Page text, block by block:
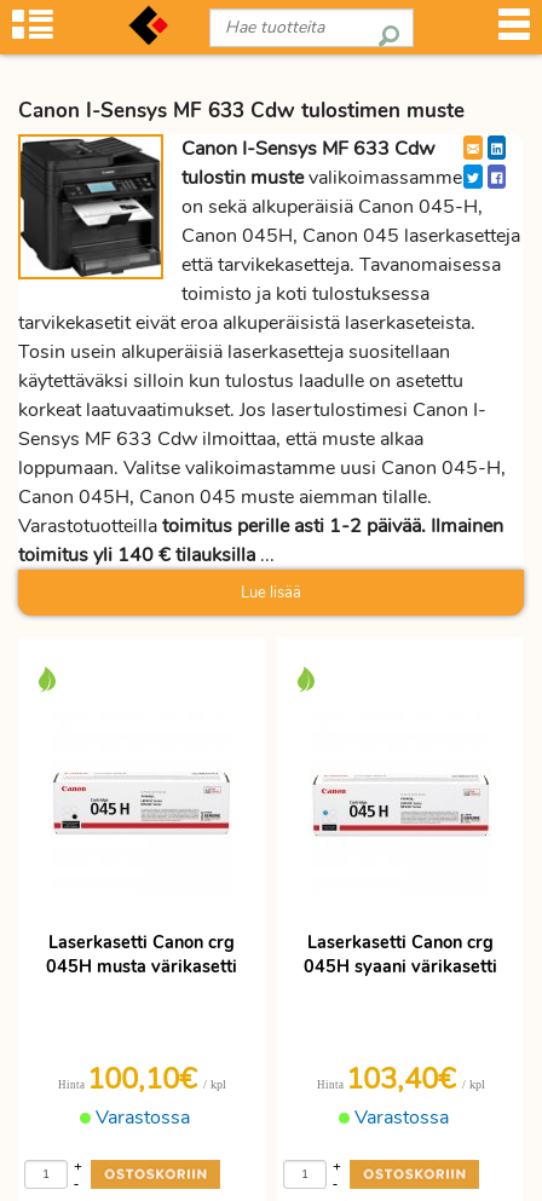
Canon I-Sensys MF 633 Cdw tulostimen muste
Canon I-Sensys MF 633 Cdw
tulostin mustevalikoimassamme
on sekä alkuperäisiä Canon 045-H,
Canon 045H, Canon 045 laserkasetteja
että tarvikekasetteja. Tavanomaisessa
toimisto ja koti tulostuksessa
tarvikekasetit eivät eroa alkuperäisistä laserkaseteista.
Tosin usein alkuperäisiä laserkasetteja suositellaan
käytettäväksi silloin kun tulostus laadulle on asetettu
korkeat laatuvaatimukset. Jos lasertulostimesi Canon I-
Sensys MF 633 Cdw ilmoittaa, että muste alkaa
loppumaan. Valitse valikoimastamme uusi Canon 045-H,
Canon 045H, Canon 045 muste aiemman tilalle.
Varastotuotteillatoimitus perille asti 1-2 päivää. Ilmainen
toimitus yli 140 € tilauksilla ...
Lue lisää
Laserkasetti Canon crg
045H musta värikasetti
Varastossa
Hinta 100,10€ / kpl
-
+
Laserkasetti Canon crg
045H syaani värikasetti
Varastossa
Hinta 103,40€ / kpl
-
+